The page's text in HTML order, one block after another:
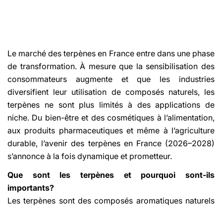
Le marché des terpènes en France entre dans une phase
de transformation. À mesure que la sensibilisation des
consommateurs augmente et que les industries
diversifient leur utilisation de composés naturels, les
terpènes ne sont plus limités à des applications de
niche. Du bien-être et des cosmétiques à l’alimentation,
aux produits pharmaceutiques et même à l’agriculture
durable, l’avenir des terpènes en France (2026–2028)
s’annonce à la fois dynamique et prometteur.
Que sont les terpènes et pourquoi sont-ils
importants?
Les terpènes sont des composés aromatiques naturels